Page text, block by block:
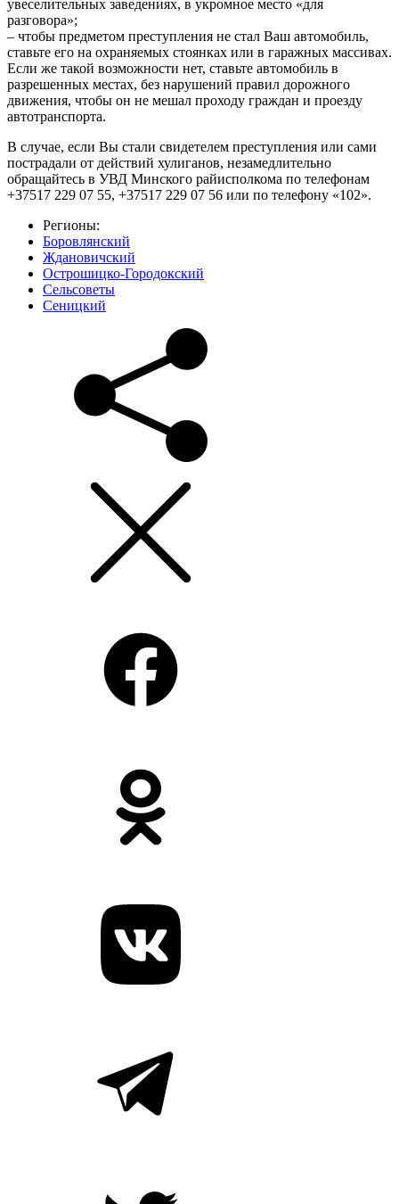
увеселительных заведениях, в укромное место «для
разговора»;
– чтобы предметом преступления не стал Ваш автомобиль,
ставьте его на охраняемых стоянках или в гаражных массивах.
Если же такой возможности нет, ставьте автомобиль в
разрешенных местах, без нарушений правил дорожного
движения, чтобы он не мешал проходу граждан и проезду
автотранспорта.
В случае, если Вы стали свидетелем преступления или сами
пострадали от действий хулиганов, незамедлительно
обращайтесь в УВД Минского райисполкома по телефонам
+37517 229 07 55, +37517 229 07 56 или по телефону «102».
Регионы:
Боровлянский
Ждановичский
Острошицко-Городокский
Сельсоветы
Сеницкий